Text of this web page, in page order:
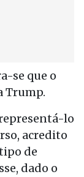
se que o
Trump.
lo
acredito
de
dado o